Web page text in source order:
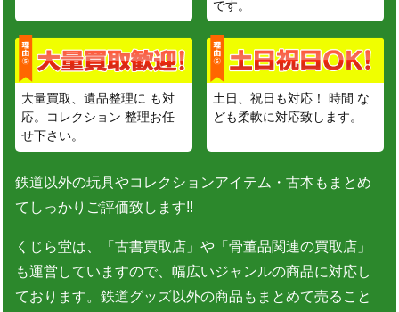
です。
大量買取、遺品整理に も対
応。コレクション 整理お任
せ下さい。
土日、祝日も対応！ 時間 な
ども柔軟に対応致します。
鉄道以外の玩具やコレクションアイテム・古本もまとめ
てしっかりご評価致します!!
くじら堂は、「古書買取店」や「骨董品関連の買取店」
も運営していますので、幅広いジャンルの商品に対応し
ております。鉄道グッズ以外の商品もまとめて売ること